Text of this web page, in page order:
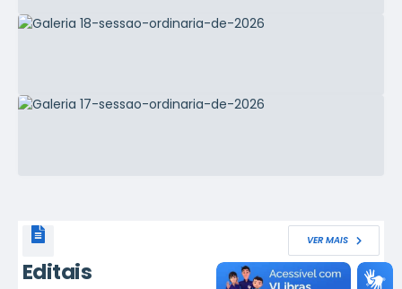
Editais
VER MAIS